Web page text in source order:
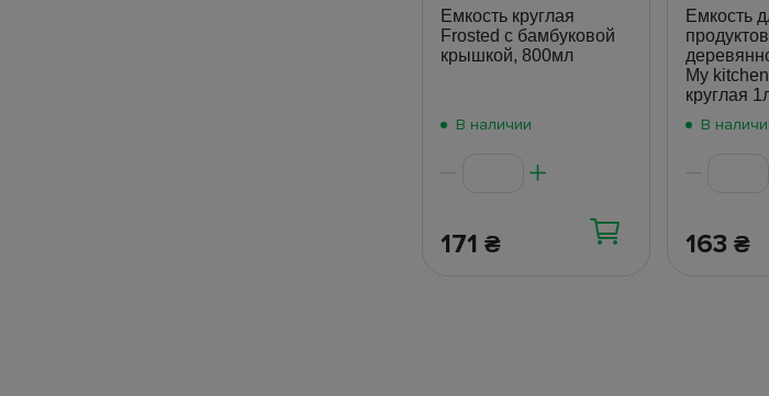
Емкость круглая
Frosted с бамбуковой
крышкой, 800мл
В наличии
171 ₴
Емкость
My
круглая
В
163 ₴